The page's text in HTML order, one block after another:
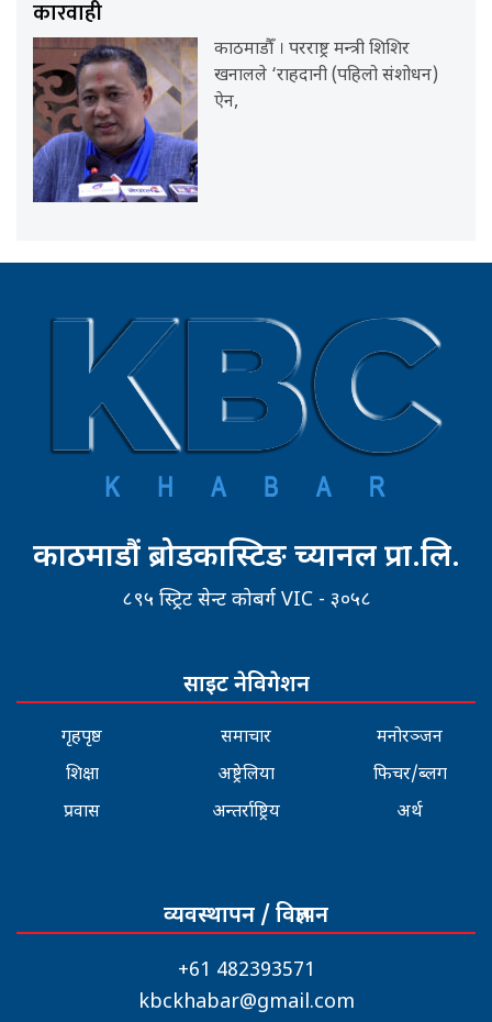
कारवाही
काठमाडौँ । परराष्ट्र मन्त्री शिशिर
खनालले ‘राहदानी (पहिलो संशोधन)
ऐन,
काठमाडौं ब्रोडकास्टिङ च्यानल प्रा.लि.
८९५ स्ट्रिट सेन्ट कोबर्ग VIC - ३०५८
साइट नेविगेशन
गृहपृष्ठ
शिक्षा
प्रवास
समाचार
अष्ट्रेलिया
अन्तर्राष्ट्रिय
मनोरञ्जन
फिचर/ब्लग
अर्थ
व्यवस्थापन / विज्ञापन
+61 482393571
kbckhabar@gmail.com